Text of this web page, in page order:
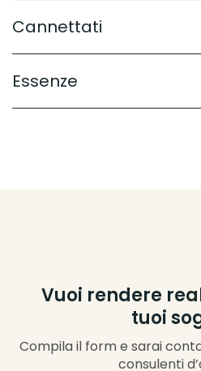
Cannettati
Essenze
Vuoi rendere
tuoi
Compila il form e sarai
consulenti